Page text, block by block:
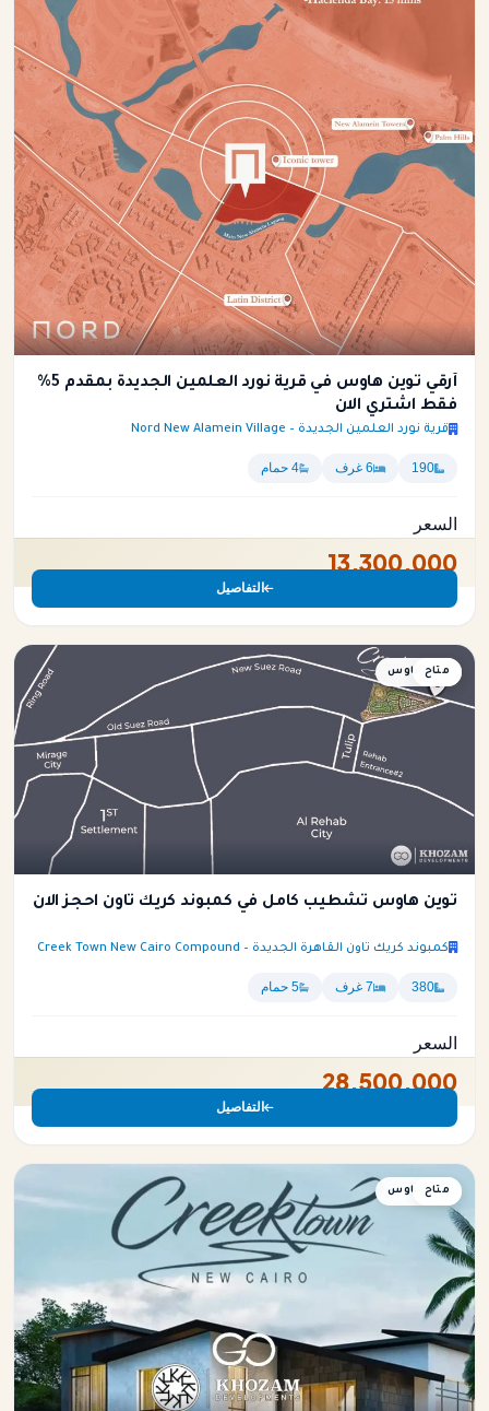
أرقي توين هاوس في قرية نورد العلمين الجديدة بمقدم 5%
فقط اشتري الان
قرية نورد العلمين الجديدة – Nord New Alamein Village
190 6 غرف 4 حمام
السعر
13,300,000
التفاصيل
توين هاوس
متاح
توين هاوس تشطيب كامل في كمبوند كريك تاون احجز الان
كمبوند كريك تاون القاهرة الجديدة – Creek Town New Cairo Compound
380 7 غرف 5 حمام
السعر
28,500,000
التفاصيل
توين هاوس
متاح